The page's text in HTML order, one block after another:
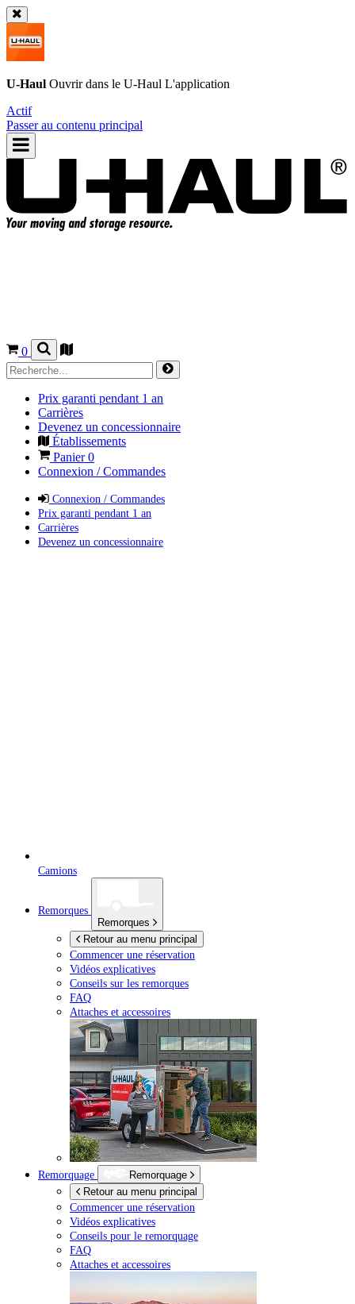
U-Haul Ouvrir dans le U-Haul L'application
Actif
Passer au contenu principal
0
Prix garanti pendant 1 an
Carrières
Devenez un concessionnaire
Établissements
Panier0
Connexion / Commandes
Connexion / Commandes
Prix garanti pendant 1 an
Carrières
Devenez un concessionnaire
Camions
Remorques
Remorques
Retour au menu principal
Commencer une réservation
Vidéos explicatives
Conseils sur les remorques
FAQ
Attaches et accessoires
Remorquage
Remorquage
Retour au menu principal
Commencer une réservation
Vidéos explicatives
Conseils pour le remorquage
FAQ
Attaches et accessoires